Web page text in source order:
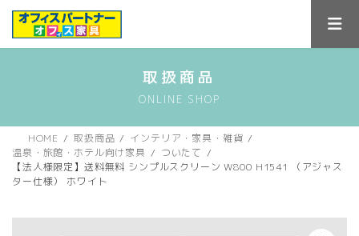
取扱商品
ONLINE SHOP
HOME 取扱商品
インテリア・家具・雑貨
温泉・旅館・ホテル向け家具
ついたて
【法人様限定】送料無料 シンプルスクリーン W800 H1541 （アジャス
ター仕様） ホワイト